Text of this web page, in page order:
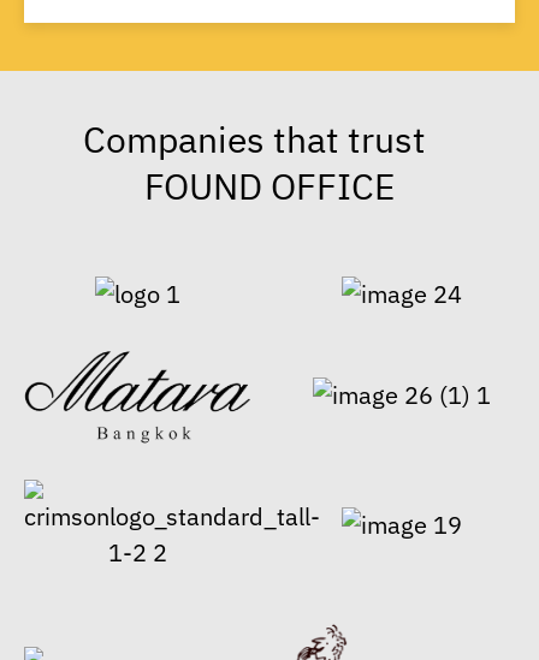
Companies that trust
FOUND OFFICE